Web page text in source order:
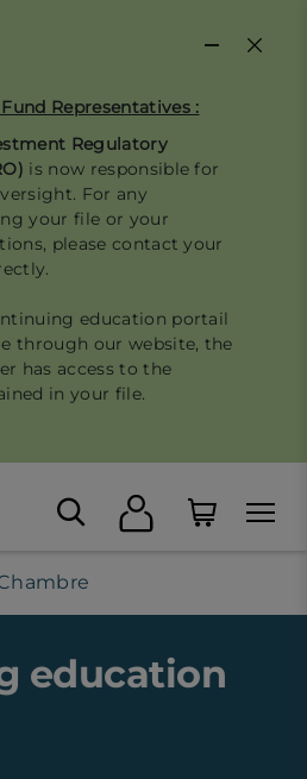
Representatives :
Regulatory
is now responsible for
For any
your file or your
please contact your
education portail
through our website, the
has access to the
in your file.
education